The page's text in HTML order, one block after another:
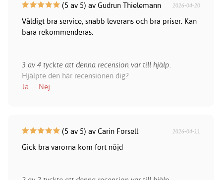
(5 av 5) av Gudrun Thielemann 2026-04-20
Väldigt bra service, snabb leverans och bra priser. Kan
bara rekommenderas.
3 av 4 tyckte att denna recension var till hjälp.
Hjälpte den här recensionen dig?
Ja
Nej
(5 av 5) av Carin Forsell 2026-04-11
Gick bra varorna kom fort nöjd